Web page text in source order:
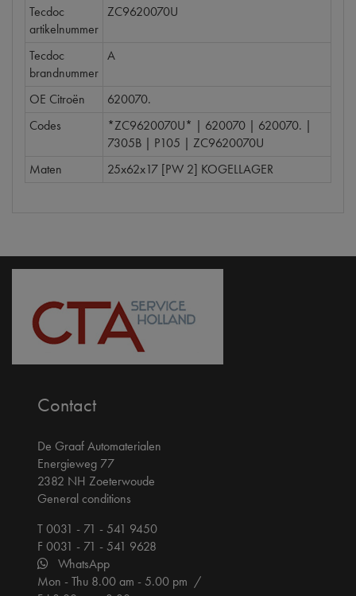
Tecdoc
artikelnummer
ZC9620070U
Tecdoc
brandnummer
A
OE Citroën
620070.
Codes
*ZC9620070U* | 620070 | 620070. |
7305B | P105 | ZC9620070U
Maten
25x62x17 [PW 2] KOGELLAGER
Contact
De Graaf Automaterialen
Energieweg 77
2382 NH Zoeterwoude
General conditions
T 0031 - 71 - 541 9450
F 0031 - 71 - 541 9628
WhatsApp
Mon - Thu 8.00 am - 5.00 pm /